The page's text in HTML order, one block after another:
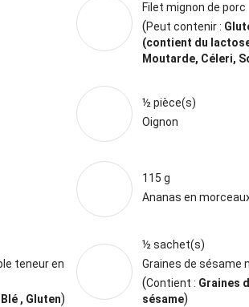
Filet mignon de porc
(Peut contenir :
(contient du
Moutarde, Céleri,
½ pièce(s)
Oignon
115 g
Ananas en
teneur en
, Gluten)
½ sachet(s)
Graines de sésame
(Contient : Graines
sésame)